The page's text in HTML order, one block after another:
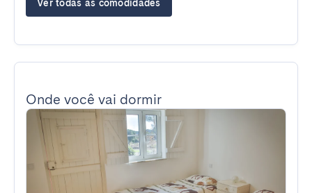
Ver todas as comodidades
Onde você vai dormir